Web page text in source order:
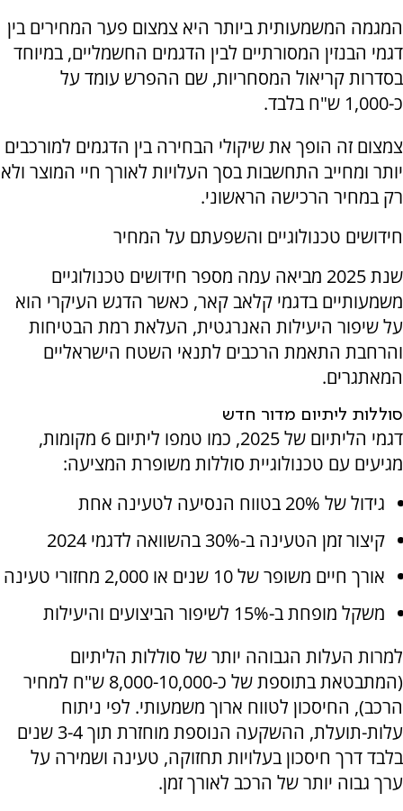
המגמה המשמעותית ביותר היא צמצום פער המחירים בין
דגמי הבנזין המסורתיים לבין הדגמים החשמליים, במיוחד
בסדרות קריאול המסחריות, שם ההפרש עומד על
כ-1,000 ש"ח בלבד.
צמצום זה הופך את שיקולי הבחירה בין הדגמים למורכבים
יותר ומחייב התחשבות בסך העלויות לאורך חיי המוצר ולא
רק במחיר הרכישה הראשוני.
חידושים טכנולוגיים והשפעתם על המחיר
שנת 2025 מביאה עמה מספר חידושים טכנולוגיים
משמעותיים בדגמי קלאב קאר, כאשר הדגש העיקרי הוא
על שיפור היעילות האנרגטית, העלאת רמת הבטיחות
והרחבת התאמת הרכבים לתנאי השטח הישראליים
המאתגרים.
סוללות ליתיום מדור חדש
דגמי הליתיום של 2025, כמו טמפו ליתיום 6 מקומות,
מגיעים עם טכנולוגיית סוללות משופרת המציעה:
גידול של 20% בטווח הנסיעה לטעינה אחת
קיצור זמן הטעינה ב-30% בהשוואה לדגמי 2024
אורך חיים משופר של 10 שנים או 2,000 מחזורי טעינה
משקל מופחת ב-15% לשיפור הביצועים והיעילות
למרות העלות הגבוהה יותר של סוללות הליתיום
(המתבטאת בתוספת של כ-8,000-10,000 ש"ח למחיר
הרכב), החיסכון לטווח ארוך משמעותי. לפי ניתוח
עלות-תועלת, ההשקעה הנוספת מוחזרת תוך 3-4 שנים
בלבד דרך חיסכון בעלויות תחזוקה, טעינה ושמירה על
ערך גבוה יותר של הרכב לאורך זמן.